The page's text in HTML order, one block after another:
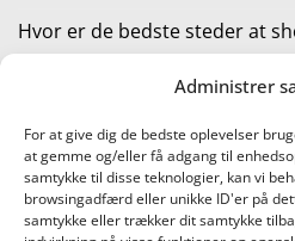
Administrer
For at give dig de bedste oplevelser
at gemme og/eller få adgang til
samtykke til disse teknologier, kan vi
browsingadfærd eller unikke ID'er på
samtykke eller trækker dit samtykke
Hvor er de bedste steder at
Kategorier